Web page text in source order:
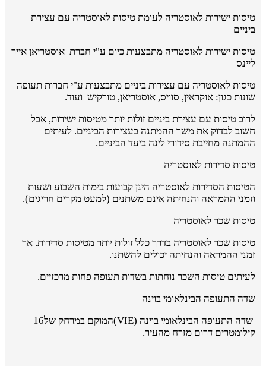
טיסות ישירות לאוסטריה לעומת טיסות לאוסטריה עם עצירת
ביניים
טיסות ישירות לאוסטריה מתבצעות כיום ע"י חברת אוסטריאן אייר
ליינס
טיסות לאוסטריה עם עצירות ביניים מתבצעות ע"י חברות תעופה
שונות כגון: אוקראין, סוויס, אוסטריאן, טורקיש ועוד.
לרוב טיסות עם עצירת ביניים זולות יותר מטיסות ישירות, אבל
חשוב לבדוק את משך ההמתנה בעצירות הביניים. לעיתים
ההמתנה מחייבת סידורי לינה ביעד הביניים.
טיסות סדירות לאוסטריה
הטיסות הסדירות לאוסטריה הינן קבועות בימות השבוע ושעות
וזמני ההמראה והנחיתה אינם משתנים (למעט מקרים חריגים).
טיסות שכר לאוסטריה
טיסות שכר לאוסטריה בדרך כלל זולות יותר מטיסות סדירות. אך
זמני ההמראה והנחיתה יכולים להשתנו.
לעיתים טיסות השכר נוחתות בשדות תעופה פחות מרכזיים.
שדה התעופה הבינלאומי בוינה
שדה התעופה הבינלאומי בוינה ((VIEהמוקם במרחק של16
קילומטרים דרום מזרח מהעיר.